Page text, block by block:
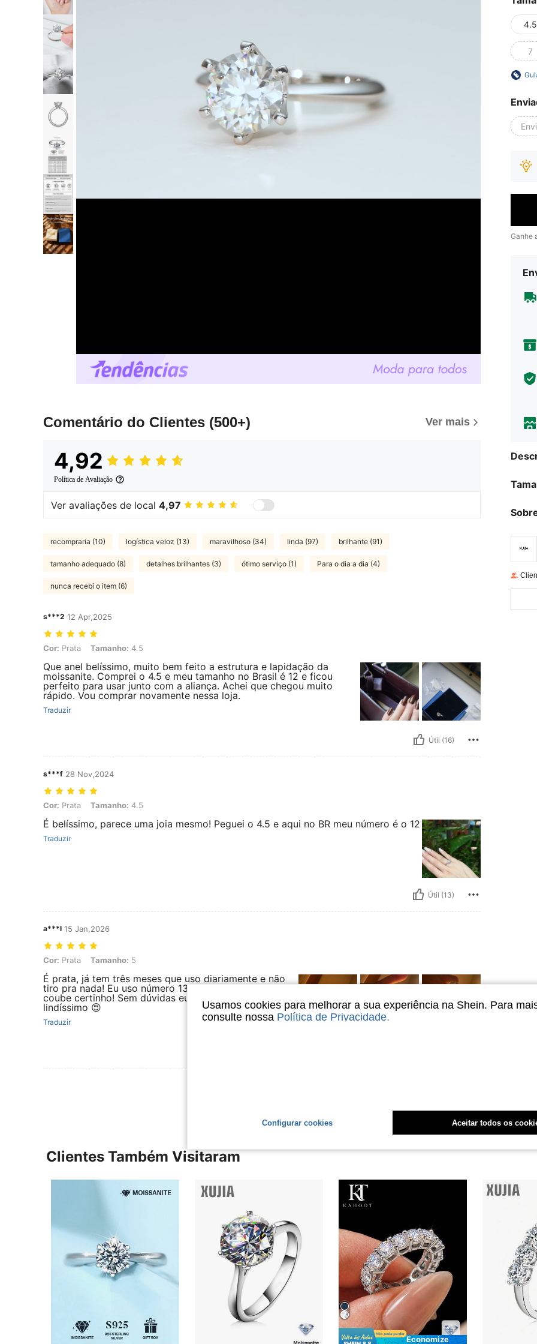
Comentário do Clientes (500+) Ver mais
4,92
Política de Avaliação
Ver avaliações de local 4,97
recompraria (10) logística veloz (13) maravilhoso (34) linda (97) brilhante (91)
tamanho adequado (8) detalhes brilhantes (3) ótimo serviço (1) Para o dia a dia (4)
nunca recebi o item (6)
s***2 12 Apr,2025
Cor: Prata, Tamanho: 4.5
Cor: Prata Tamanho: 4.5
Que anel belíssimo, muito bem feito a estrutura e lapidação da
moissanite. Comprei o 4.5 e meu tamanho no Brasil é 12 e ficou
perfeito para usar junto com a aliança. Achei que chegou muito
rápido. Vou comprar novamente nessa loja.
Traduzir
Útil (16)
s***f 28 Nov,2024
Cor: Prata, Tamanho: 4.5
Cor: Prata Tamanho: 4.5
É belíssimo, parece uma joia mesmo! Peguei o 4.5 e aqui no BR meu número é o 12
Traduzir
Útil (13)
a***l 15 Jan,2026
Cor: Prata, Tamanho: 5
Cor: Prata Tamanho: 5
É prata, já tem três meses que uso diariamente e não
tiro pra nada! Eu uso número 13 de anel no Brasil, e
coube certinho! Sem dúvidas eu recomendo! O anel é
lindíssimo 😍
Traduzir
4.5
7
Ganhe
Clientes Também Visitaram
Economize
Usamos cookies para melhorar a sua experiência na Shein. Para
consulte nossa Política de Privacidade.
Configurar cookies Aceitar todos os